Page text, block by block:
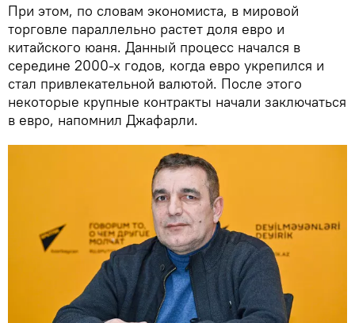
При этом, по словам экономиста, в мировой
торговле параллельно растет доля евро и
китайского юаня. Данный процесс начался в
середине 2000-х годов, когда евро укрепился и
стал привлекательной валютой. После этого
некоторые крупные контракты начали заключаться
в евро, напомнил Джафарли.